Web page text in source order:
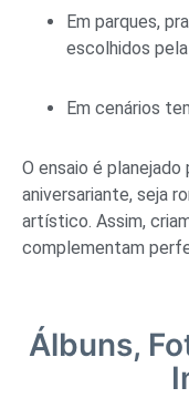
Em parques,
escolhidos
Em cenários
O ensaio é
aniversariante, seja
artístico. Assim,
complementam
Álbuns,